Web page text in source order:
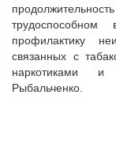
профилактику
связанных с
наркотиками и
Рыбальченко.